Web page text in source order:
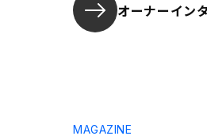
オーナーイン
MAGAZINE